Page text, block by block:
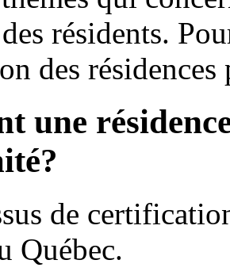
résidents.
des
une
de
Québec.